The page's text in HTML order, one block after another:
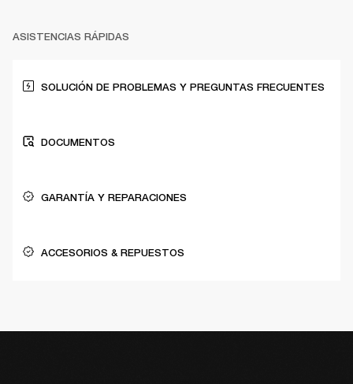
ASISTENCIAS RÁPIDAS
SOLUCIÓN DE PROBLEMAS Y PREGUNTAS FRECUENTES
DOCUMENTOS
GARANTÍA Y REPARACIONES
ACCESORIOS & REPUESTOS